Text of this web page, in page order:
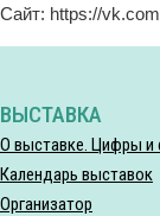
Сайт: https://
ВЫСТАВКА
О выставке. Цифры и
Календарь выставок
Организатор